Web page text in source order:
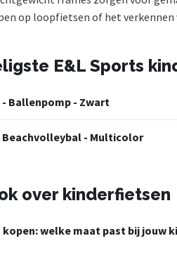
op loopfietsen of het
E&L Sports
- Ballenpomp - Zwart
Beachvolleybal - Multicolor
over kinderfietsen
welke maat past bij jouw